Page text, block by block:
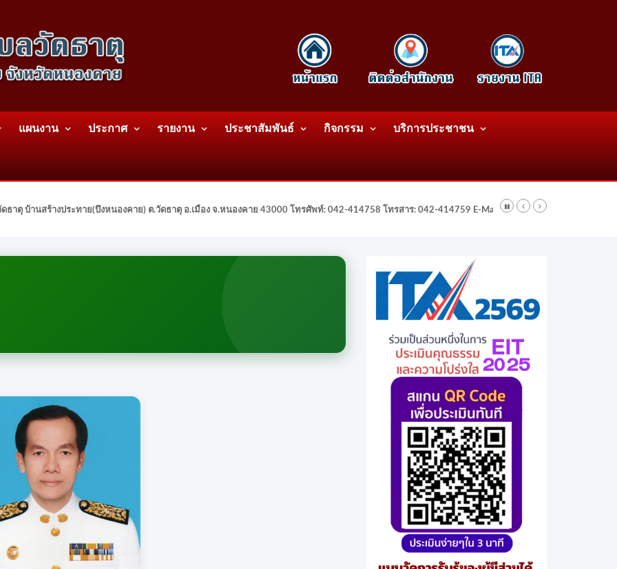
แผนงาน ประกาศ รายงาน ประชาสัมพันธ์ กิจกรรม บริการประชาชน
ธาตุ บ้านสร้างประทาย(บึงหนองคาย) ต.วัดธาตุ อ.เมือง จ.หนองคาย 43000 โทรศัพท์: 042-414758 โทรสาร: 042-414759 E-Mail: wattatnk@gmail.com